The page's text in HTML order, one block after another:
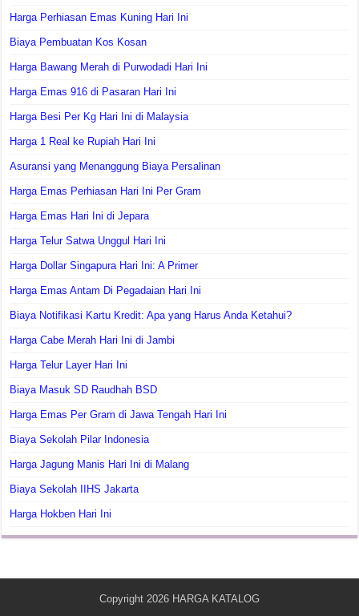
Harga Perhiasan Emas Kuning Hari Ini
Biaya Pembuatan Kos Kosan
Harga Bawang Merah di Purwodadi Hari Ini
Harga Emas 916 di Pasaran Hari Ini
Harga Besi Per Kg Hari Ini di Malaysia
Harga 1 Real ke Rupiah Hari Ini
Asuransi yang Menanggung Biaya Persalinan
Harga Emas Perhiasan Hari Ini Per Gram
Harga Emas Hari Ini di Jepara
Harga Telur Satwa Unggul Hari Ini
Harga Dollar Singapura Hari Ini: A Primer
Harga Emas Antam Di Pegadaian Hari Ini
Biaya Notifikasi Kartu Kredit: Apa yang Harus Anda Ketahui?
Harga Cabe Merah Hari Ini di Jambi
Harga Telur Layer Hari Ini
Biaya Masuk SD Raudhah BSD
Harga Emas Per Gram di Jawa Tengah Hari Ini
Biaya Sekolah Pilar Indonesia
Harga Jagung Manis Hari Ini di Malang
Biaya Sekolah IIHS Jakarta
Harga Hokben Hari Ini
Copyright 2026 HARGA KATALOG